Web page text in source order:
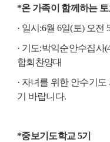
*온 가족이 함께하는
· 일시 :6월 6일(토) 오전
· 기도:박익순안수집사
합회찬양대
· 자녀를 위한 안수기도
기 바랍니다.
*중보기도학교 5기